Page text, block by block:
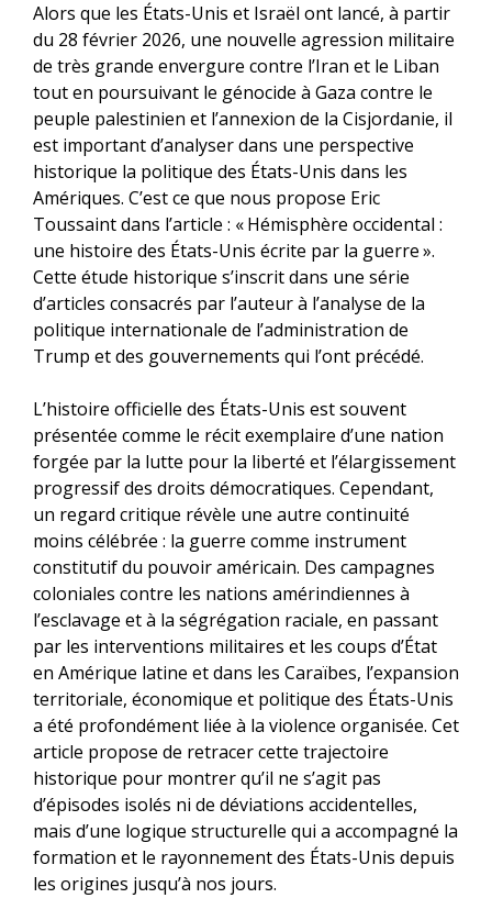
Alors que les États-Unis et Israël ont lancé, à partir
du 28 février 2026, une nouvelle agression militaire
de très grande envergure contre l’Iran et le Liban
tout en poursuivant le génocide à Gaza contre le
peuple palestinien et l’annexion de la Cisjordanie, il
est important d’analyser dans une perspective
historique la politique des États-Unis dans les
Amériques. C’est ce que nous propose Eric
Toussaint dans l’article : «Hémisphère occidental :
une histoire des États-Unis écrite par la guerre».
Cette étude historique s’inscrit dans une série
d’articles consacrés par l’auteur à l’analyse de la
politique internationale de l’administration de
Trump et des gouvernements qui l’ont précédé.
L’histoire officielle des États-Unis est souvent
présentée comme le récit exemplaire d’une nation
forgée par la lutte pour la liberté et l’élargissement
progressif des droits démocratiques. Cependant,
un regard critique révèle une autre continuité
moins célébrée : la guerre comme instrument
constitutif du pouvoir américain. Des campagnes
coloniales contre les nations amérindiennes à
l’esclavage et à la ségrégation raciale, en passant
par les interventions militaires et les coups d’État
en Amérique latine et dans les Caraïbes, l’expansion
territoriale, économique et politique des États-Unis
a été profondément liée à la violence organisée. Cet
article propose de retracer cette trajectoire
historique pour montrer qu’il ne s’agit pas
d’épisodes isolés ni de déviations accidentelles,
mais d’une logique structurelle qui a accompagné la
formation et le rayonnement des États-Unis depuis
les origines jusqu’à nos jours.